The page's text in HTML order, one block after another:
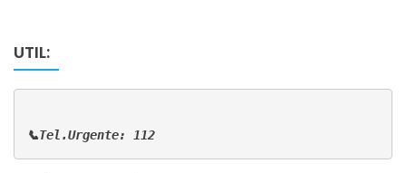
UTIL:
📞Tel.Urgente: 112